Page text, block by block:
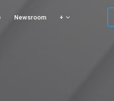
Newsroom +